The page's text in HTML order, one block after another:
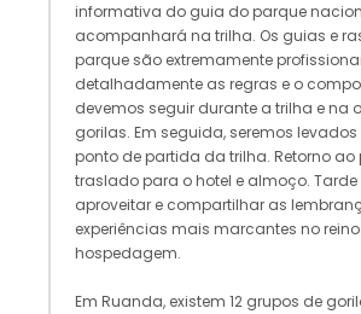
informativa do guia do parque
acompanhará na trilha. Os guias e
parque são extremamente
detalhadamente as regras e o
devemos seguir durante a trilha e na
gorilas. Em seguida, seremos
ponto de partida da trilha. Retorno
traslado para o hotel e almoço. Tarde
aproveitar e compartilhar as
experiências mais marcantes no
hospedagem.
Em Ruanda, existem 12 grupos de